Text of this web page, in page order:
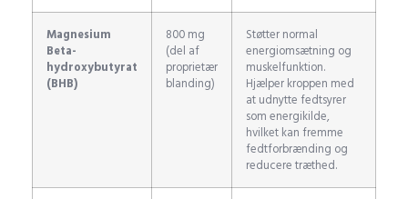
Magnesium
Beta-
hydroxybutyrat
(BHB)
800 mg
(del af
proprietær
blanding)
Støtter normal
energiomsætning og
muskelfunktion.
Hjælper kroppen med
at udnytte fedtsyrer
som energikilde,
hvilket kan fremme
fedtforbrænding og
reducere træthed.